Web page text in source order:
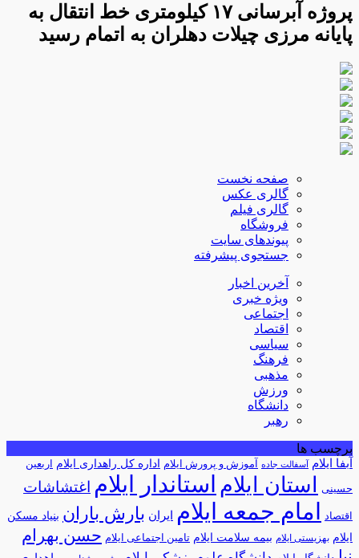
پروژه آبرسانی ۱۷ کیلومتری خط انتقال به
پایانه مرزی چیلات دهلران به اتمام رسید
صفحه نخست
گالری عکس
گالری فیلم
فروشگاه
پیوندهای سایت
جستجوی پیشرفته
آخرین اخبار
ویژه خبری
اجتماعی
اقتصاد
سیاسی
فرهنگ
مذهبی
ورزش
دانشگاه
رهبر
برچسب ها
آبفا ایلام آسفالت جاده آموزش و پرورش ایلام اداره کل راهداری ایلام اربعین
حسینی استان ایلام استاندار ایلام اغتشاشات
اقتصاد امام جمعه ایلام ایران بارش باران بنیاد مسکن
ایلام بهزیستی ایلام بیمه سلامت ایلام تامین اجتماعی ایلام حسن بهرام